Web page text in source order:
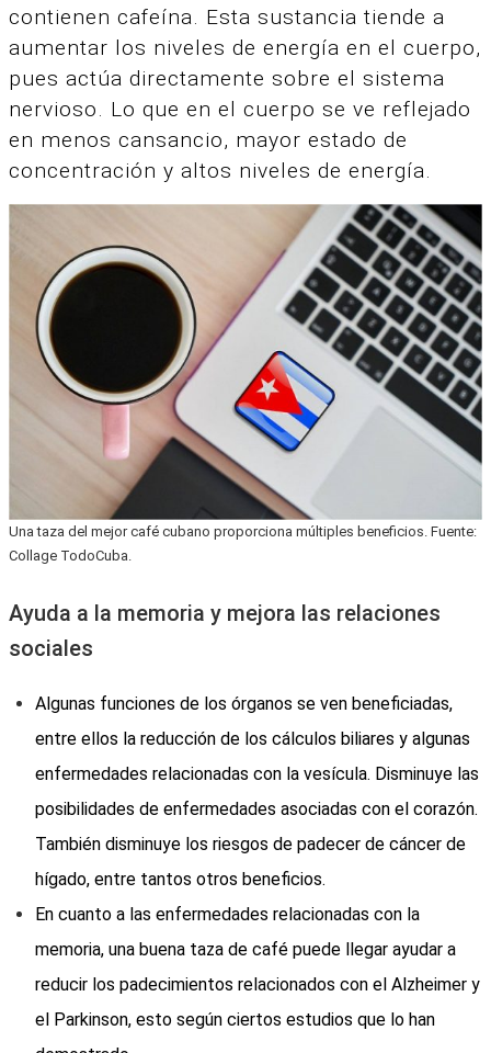
contienen cafeína. Esta sustancia tiende a
aumentar los niveles de energía en el cuerpo,
pues actúa directamente sobre el sistema
nervioso. Lo que en el cuerpo se ve reflejado
en menos cansancio, mayor estado de
concentración y altos niveles de energía.
Una taza del mejor café cubano proporciona múltiples beneficios. Fuente:
Collage TodoCuba.
Ayuda a la memoria y mejora las relaciones
sociales
Algunas funciones de los órganos se ven beneficiadas,
entre ellos la reducción de los cálculos biliares y algunas
enfermedades relacionadas con la vesícula. Disminuye las
posibilidades de enfermedades asociadas con el corazón.
También disminuye los riesgos de padecer de cáncer de
hígado, entre tantos otros beneficios.
En cuanto a las enfermedades relacionadas con la
memoria, una buena taza de café puede llegar ayudar a
reducir los padecimientos relacionados con el Alzheimer y
el Parkinson, esto según ciertos estudios que lo han